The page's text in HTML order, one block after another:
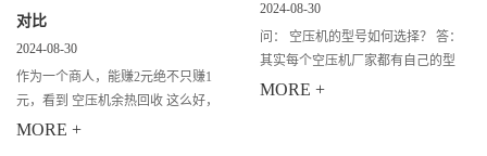
对比
2024-08-30
作为一个商人，能赚2元绝不只赚1
元，看到 空压机余热回收 这么好，
不仅能帮他们节省电费，还帮他们成
MORE +
2024-08-30
问： 空压机的型号如何选择？ 答：
其实每个空压机厂家都有自己的型
号，所以在购买空压机时要根据您的
MORE +